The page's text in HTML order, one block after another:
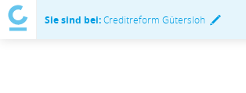
Sie sind bei:Creditreform Gütersloh